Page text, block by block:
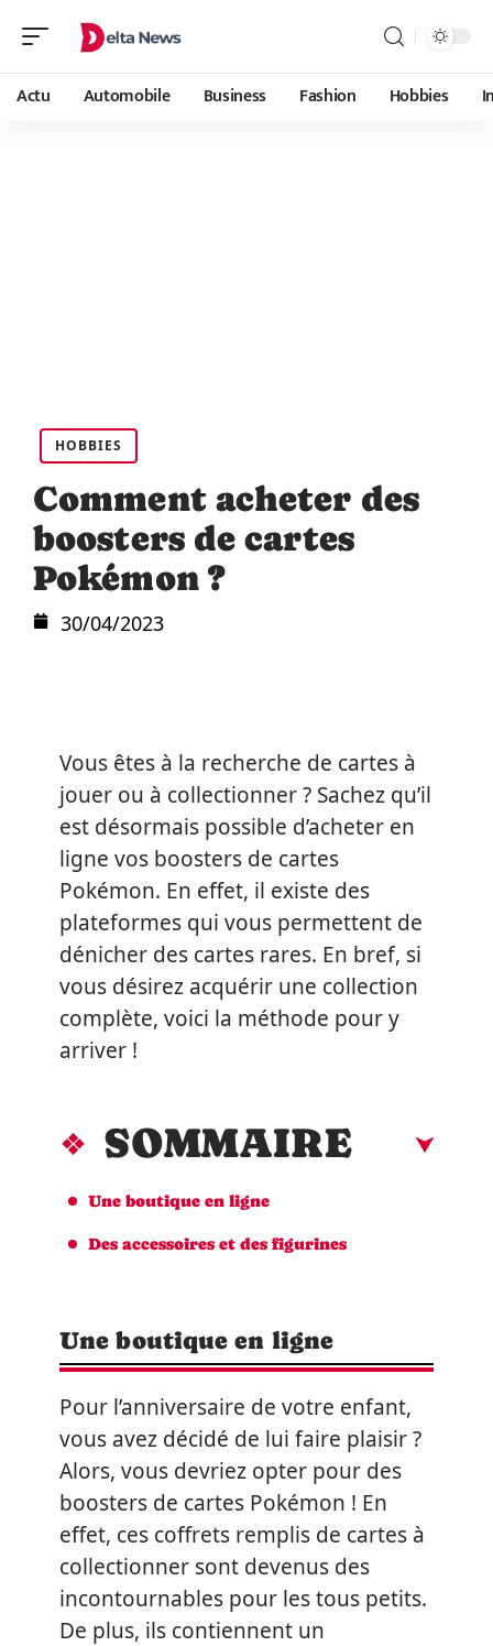
Actu Automobile Business Fashion Hobbies
HOBBIES
Comment acheter des
boosters de cartes
Pokémon ?
30/04/2023
Vous êtes à la recherche de cartes à
jouer ou à collectionner ? Sachez qu’il
est désormais possible d’acheter en
ligne vos boosters de cartes
Pokémon. En effet, il existe des
plateformes qui vous permettent de
dénicher des cartes rares. En bref, si
vous désirez acquérir une collection
complète, voici la méthode pour y
arriver !
SOMMAIRE
Une boutique en ligne
Des accessoires et des figurines
Une boutique en ligne
Pour l’anniversaire de votre enfant,
vous avez décidé de lui faire plaisir ?
Alors, vous devriez opter pour des
boosters de cartes Pokémon ! En
effet, ces coffrets remplis de cartes à
collectionner sont devenus des
incontournables pour les tous petits.
De plus, ils contiennent un